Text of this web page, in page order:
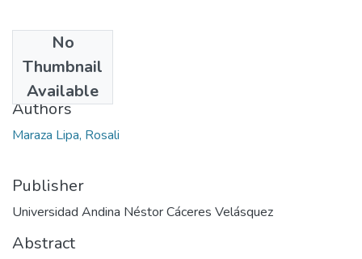
No
Thumbnail
Available
2024
Authors
Maraza Lipa, Rosali
Publisher
Universidad Andina Néstor Cáceres Velásquez
Abstract